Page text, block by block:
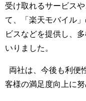
受け取れるサービス
て、「楽天モバイル
ビスなどを提供し、
いりました。
両社は、今後も利便
客様の満足度向上に努